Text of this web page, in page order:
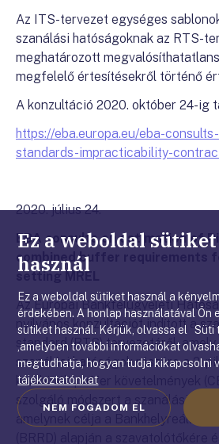
Az ITS-tervezet egységes
szanálási hatóságoknak az RTS-
meghatározott
megfelelő értesítésekről történő
A konzultáció 2020. október 24-ig
https://eba.europa.eu/eba-
standards-impracticability-
2020. július 24.
EBA consults on estimation of
combined buffer requirements
setting MREL
Az Európai Bankfelügyeleti
nyilvános konzultációt indított a
standard (RTS) tervezetéről,
szanálási hatóságok részére a 2.
kombinált puffer követelmények
szolgáló módszert a szanálási
amelynek célja a
Ez a weboldal sütiket
használ
Ez a weboldal sütiket használ a
érdekében. A honlap használatával Ön
sütiket használ. Kérjük, olvassa el
,amelyben további információkat
megtudhatja, hogyan tudja kikapcsolni
tájékoztatónkat
NEM FOGADOM EL